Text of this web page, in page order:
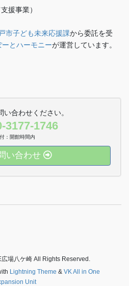
援事業）
市子ども未来応援課から委託を受
とハーモニーが運営しています。
い合わせください。
3177-1746
：開館時間内
い合わせ
場八ケ崎 All Rights Reserved.
Lightning Theme & VK All in One
Unit